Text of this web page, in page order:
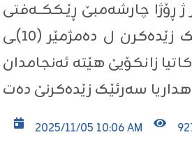
چارشەمبێ ڕێـککــەفتی
(٢٠٢٥/١١/٥) هەتا ڕۆژا چارشەمبێ ڕێـککــەفتی (٢٠٢٥/١١/١٢) و ڕۆژا چارشەمبێ دێ سەرئێک زێدەکرن ل دەمژمێر (١٠)ـی
2025/11/05 10:06 AM